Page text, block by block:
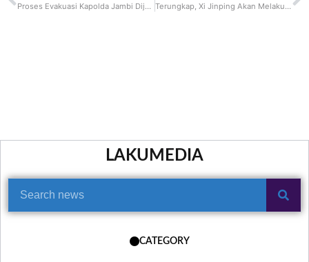
Proses Evakuasi Kapolda Jambi Dijaga Ketat Prajurit TNI, dan Berlangsung Dramatis Terungkap, Xi Jinping Akan Melakukan Perjalanan Ke Moskow Bertemu Putin
LAKUMEDIA
CATEGORY